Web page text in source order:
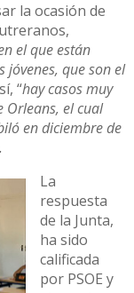
la ocasión de
el que están
que son el
“hay casos muy
Orleans, el cual
en diciembre de
La
respuesta
de la Junta,
ha sido
calificada
por PSOE y